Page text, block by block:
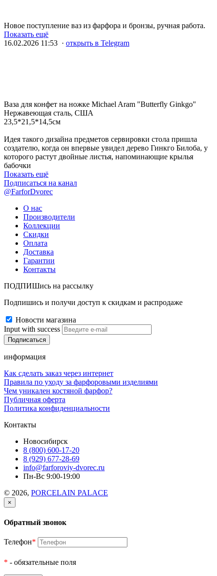
Новое поступление ваз из фарфора и бронзы, ручная работа.
Показать ещё
16.02.2026 11:53 · открыть в Telegram
Ваза для конфет на ножке Michael Aram "Butterfly Ginkgo"
Нержавеющая сталь, США
23,5*21,5*14,5см
Идея такого дизайна предметов сервировки стола пришла
создателю, когда он впервые увидел дерево Гинкго Билоба, у
которого растут двойные листья, напоминающие крылья
бабочки
Показать ещё
Подписаться на канал
@FarforDvorec
О нас
Производители
Коллекции
Скидки
Оплата
Доставка
Гарантии
Контакты
ПОДПИШись на рассылку
Подпишись и получи доступ к скидкам и распродаже
Новости магазина
Input with success
информация
Как сделать заказ через интернет
Правила по уходу за фарфоровыми изделиями
Чем уникален костяной фарфор?
Публичная оферта
Политика конфиденциальности
Контакты
Новосибирск
8 (800) 600-17-20
8 (929) 677-28-69
info@farforoviy-dvorec.ru
Пн-Вс 9:00-19:00
© 2026, PORCELAIN PALACE
×
Обратный звонок
Телефон*
* - обязательные поля